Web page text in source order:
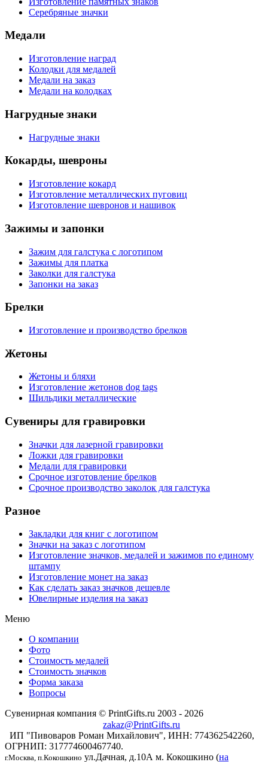
Серебряные значки
Медали
Изготовление наград
Колодки для медалей
Медали на заказ
Медали на колодках
Нагрудные знаки
Нагрудные знаки
Кокарды, шевроны
Изготовление кокард
Изготовление металлических пуговиц
Изготовление шевронов и нашивок
Зажимы и запонки
Зажим для галстука с логотипом
Зажимы для платка
Заколки для галстука
Запонки на заказ
Брелки
Изготовление и производство брелков
Жетоны
Жетоны и бляхи
Изготовление жетонов dog tags
Шильдики металлические
Сувениры для гравировки
Значки для лазерной гравировки
Ложки для гравировки
Медали для гравировки
Срочное изготовление брелков
Срочное производство заколок для галстука
Разное
Закладки для книг с логотипом
Значки на заказ с логотипом
Изготовление значков, медалей и зажимов по единому
штампу
Изготовление монет на заказ
Как сделать заказ значков дешевле
Ювелирные изделия на заказ
Меню
О компании
Фото
Стоимость медалей
Стоимость значков
Форма заказа
Вопросы
Сувенирная компания © PrintGifts.ru 2003 - 2026
zakaz@PrintGifts.ru
ИП "Пивоваров Роман Михайлович", ИНН: 774362542260,
ОГРНИП: 317774600467740.
г.Москва, п.Кокошкино ул.Дачная, д.10А м. Кокошкино (на